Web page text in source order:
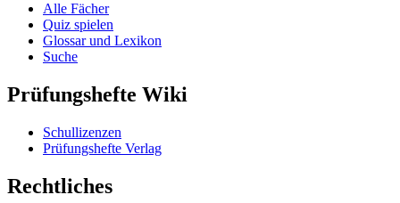
Alle Fächer
Quiz spielen
Glossar und Lexikon
Suche
Prüfungshefte Wiki
Schullizenzen
Prüfungshefte Verlag
Rechtliches